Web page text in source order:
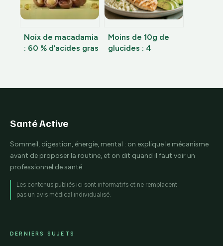
Noix de macadamia
: 60 % d’acides gras
Moins de 10g de
glucides : 4
Santé Active
Sommeil, digestion, énergie, mental : on explique le mécanisme
avant de proposer la routine, et on dit quand il faut voir un
professionnel de santé.
Les contenus publiés ici sont informatifs et ne remplacent
pas un avis médical individualisé.
DERNIERS SUJETS